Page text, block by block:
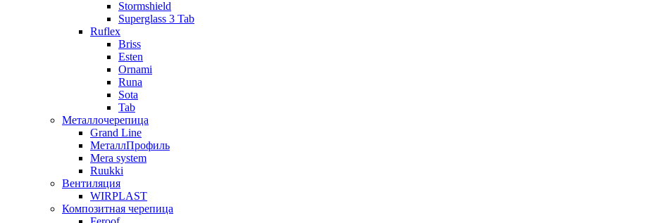
Stormshield
Superglass 3 Tab
Ruflex
Briss
Esten
Ornami
Runa
Sota
Tab
Металлочерепица
Grand Line
МеталлПрофиль
Mera system
Ruukki
Вентиляция
WIRPLAST
Композитная черепица